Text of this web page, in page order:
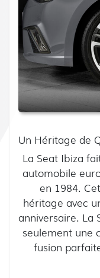
Un Héritage de
La Seat Ibiza
automobile
en 1984.
héritage avec
anniversaire. La
seulement une
fusion